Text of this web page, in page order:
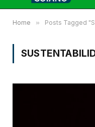
Home » Posts Tagged